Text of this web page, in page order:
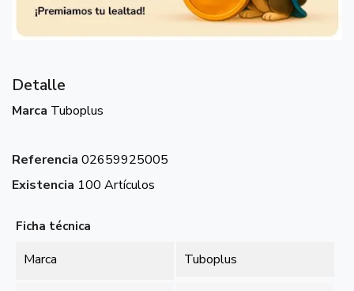
Detalle
Marca Tuboplus
Referencia 02659925005
Existencia 100 Artículos
Ficha técnica
Marca Tuboplus